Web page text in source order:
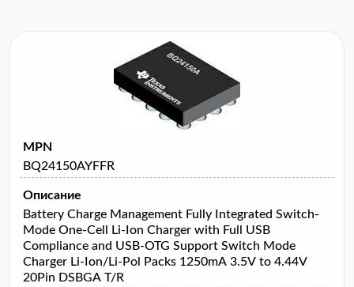
MPN
BQ24150AYFFR
Описание
Battery Charge Management Fully Integrated Switch-
Mode One-Cell Li-Ion Charger with Full USB
Compliance and USB-OTG Support Switch Mode
Charger Li-Ion/Li-Pol Packs 1250mA 3.5V to 4.44V
20Pin DSBGA T/R